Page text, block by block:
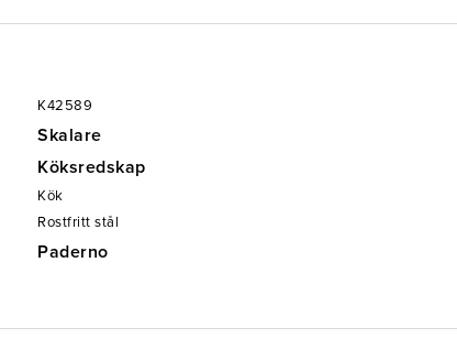
K42589
Skalare
Köksredskap
Kök
Rostfritt stål
Paderno